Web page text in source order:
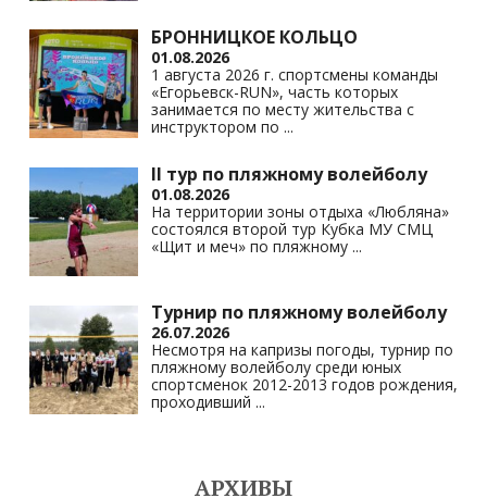
БРОННИЦКОЕ КОЛЬЦО
01.08.2026
1 августа 2026 г. спортсмены команды
«Егорьевск-RUN», часть которых
занимается по месту жительства с
инструктором по ...
II тур по пляжному волейболу
01.08.2026
На территории зоны отдыха «Любляна»
состоялся второй тур Кубка МУ СМЦ
«Щит и меч» по пляжному ...
Турнир по пляжному волейболу
26.07.2026
Несмотря на капризы погоды, турнир по
пляжному волейболу среди юных
спортсменок 2012-2013 годов рождения,
проходивший ...
АРХИВЫ